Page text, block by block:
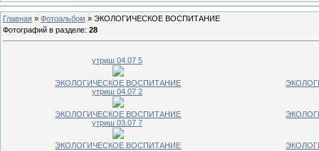
Главная » Фотоальбом » ЭКОЛОГИЧЕСКОЕ ВОСПИТАНИЕ
Фотографий в разделе: 28
утриш 04.07 5
ЭКОЛОГИЧЕСКОЕ ВОСПИТАНИЕ
утриш 04.07 2
ЭКОЛОГИЧЕСКОЕ ВОСПИТАНИЕ
утриш 03.07 7
ЭКОЛОГИЧЕСКОЕ ВОСПИТАНИЕ